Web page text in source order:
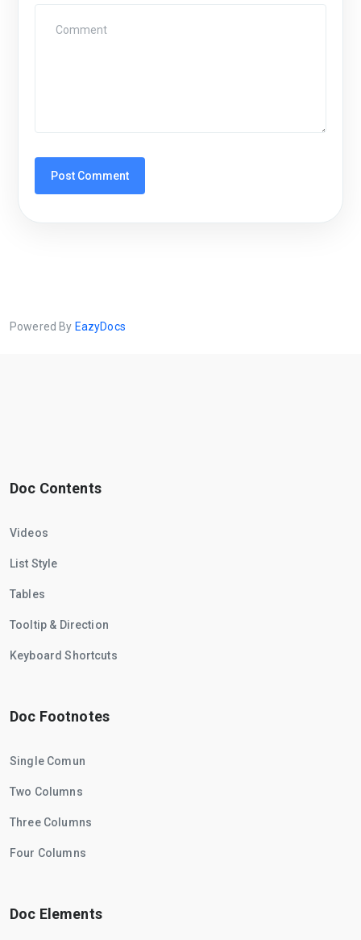
Powered By EazyDocs
Doc Contents
Videos
List Style
Tables
Tooltip & Direction
Keyboard Shortcuts
Doc Footnotes
Single Comun
Two Columns
Three Columns
Four Columns
Doc Elements